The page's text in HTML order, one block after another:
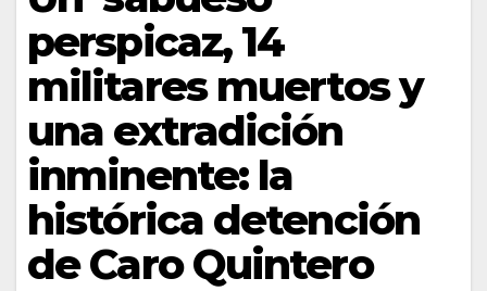
perspicaz, 14
militares muertos y
una extradición
inminente: la
histórica detención
de Caro Quintero